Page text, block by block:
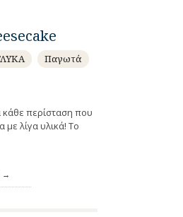
Παγωτά
κάθε περίσταση που
με λίγα υλικά! Το